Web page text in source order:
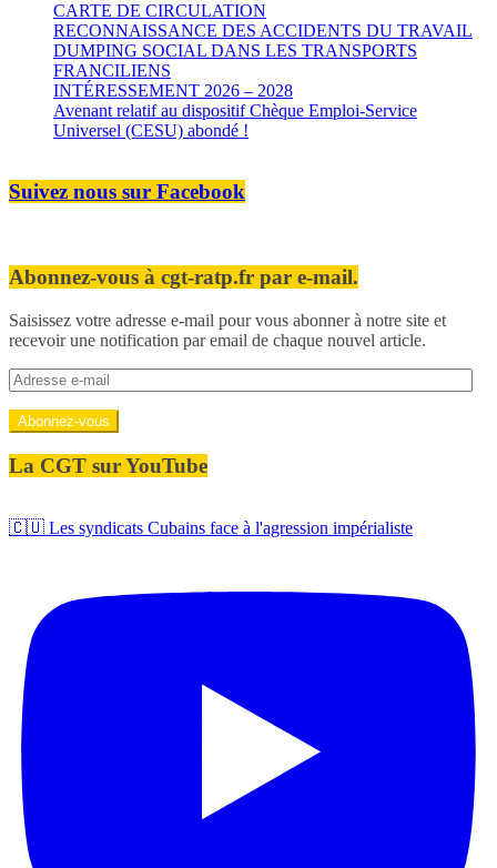
CARTE DE CIRCULATION
RECONNAISSANCE DES ACCIDENTS DU TRAVAIL
DUMPING SOCIAL DANS LES TRANSPORTS
FRANCILIENS
INTÉRESSEMENT 2026 – 2028
Avenant relatif au dispositif Chèque Emploi-Service
Universel (CESU) abondé !
Suivez nous sur Facebook
Abonnez-vous à cgt-ratp.fr par e-mail.
Saisissez votre adresse e-mail pour vous abonner à notre site et
recevoir une notification par email de chaque nouvel article.
Adresse
e-
mail
Abonnez-vous
La CGT sur YouTube
🇨🇺 Les syndicats Cubains face à l'agression impérialiste